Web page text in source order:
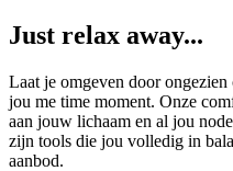
Just relax away...
Laat je omgeven door
jou me time moment. Onze
aan jouw lichaam en al jou
zijn tools die jou volledig in
aanbod.